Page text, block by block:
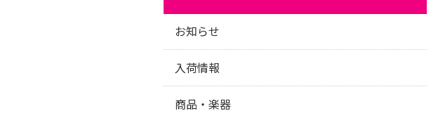
お知らせ
入荷情報
商品・楽器